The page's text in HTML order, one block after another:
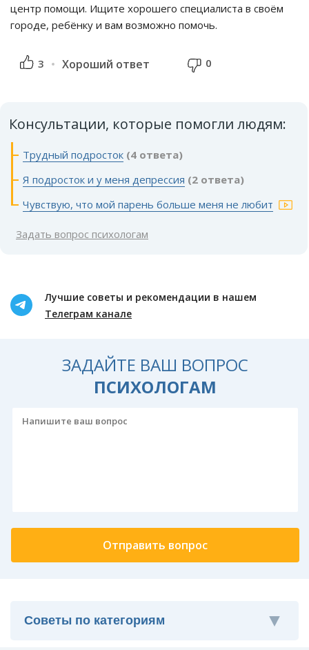
центр помощи. Ищите хорошего специалиста в своём
городе, ребёнку и вам возможно помочь.
3 Хороший ответ 0
Консультации, которые помогли людям:
Трудный подросток (4 ответа)
Я подросток и у меня депрессия (2 ответа)
Чувствую, что мой парень больше меня не любит
Задать вопрос психологам
Лучшие советы и рекомендации в нашем
Телеграм канале
ЗАДАЙТЕ ВАШ ВОПРОС
ПСИХОЛОГАМ